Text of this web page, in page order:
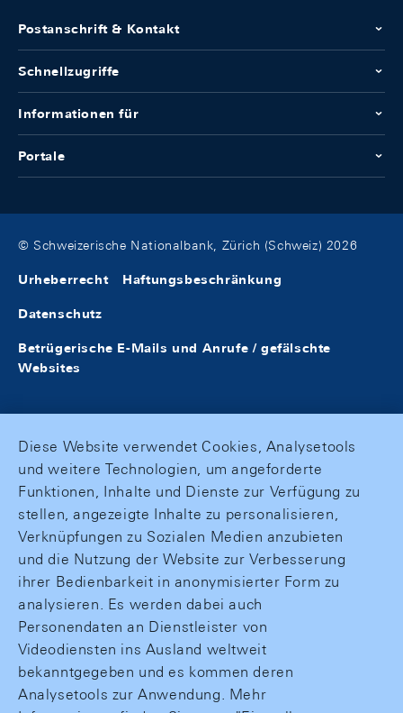
Postanschrift & Kontakt
Schnellzugriffe
Informationen für
Portale
© Schweizerische Nationalbank, Zürich (Schweiz) 2026
Urheberrecht Haftungsbeschränkung
Datenschutz
Betrügerische E-Mails und Anrufe / gefälschte
Websites
Diese Website verwendet Cookies, Analysetools
und weitere Technologien, um angeforderte
Funktionen, Inhalte und Dienste zur Verfügung zu
stellen, angezeigte Inhalte zu personalisieren,
Verknüpfungen zu Sozialen Medien anzubieten
und die Nutzung der Website zur Verbesserung
ihrer Bedienbarkeit in anonymisierter Form zu
analysieren. Es werden dabei auch
Personendaten an Dienstleister von
Videodiensten ins Ausland weltweit
bekanntgegeben und es kommen deren
Analysetools zur Anwendung. Mehr